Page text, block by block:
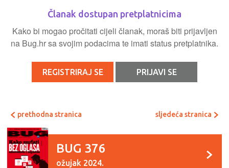
Članak dostupan pretplatnicima
Kako bi mogao pročitati cijeli članak, moraš biti prijavljen
na Bug.hr sa svojim podacima te imati status pretplatnika.
REGISTRIRAJ SE PRIJAVI SE
prethodna stranica sljedeća stranica
BUG 376
ožujak 2024.